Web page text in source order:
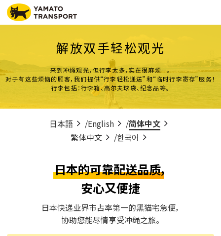
解放双手轻松观光
来到冲绳观光，但行李太多，实在很麻烦…。
对于有这些烦恼的顾客，我们提供“行李轻松递送”和“临时行李寄存”服务！
行李包括：行李箱、高尔夫球袋、纪念品等。
日本語 English
简体中文
繁体中文
한국어
日本的可靠配送品质，
安心又便捷
日本快递业界市占率第一的黑猫宅急便，
协助您能尽情享受冲绳之旅。